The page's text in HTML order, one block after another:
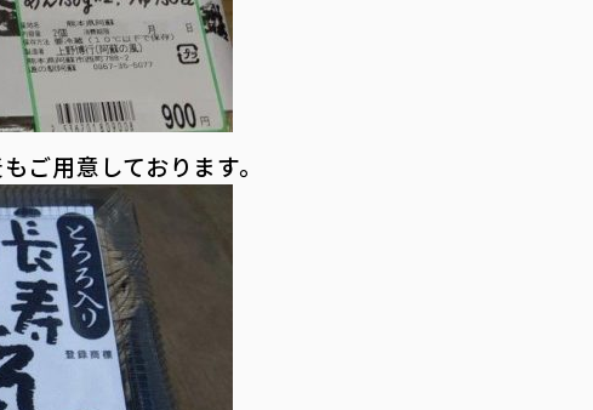
用意しております。